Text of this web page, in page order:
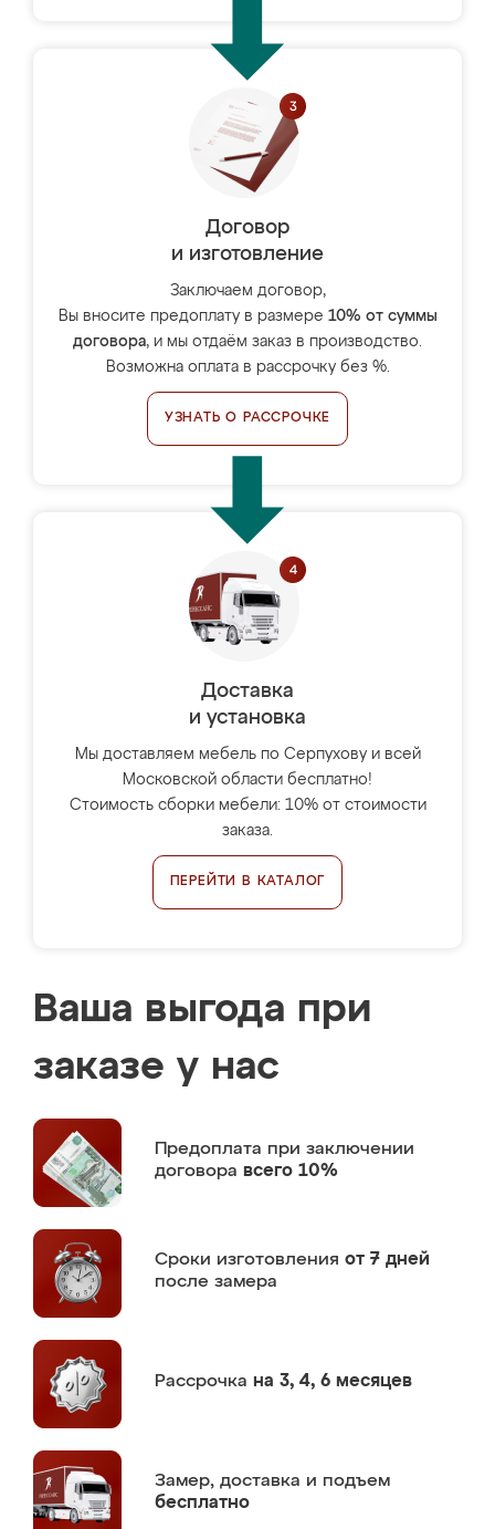
Договор
и изготовление
Заключаем договор,
Вы вносите предоплату в размере 10% от суммы
договора, и мы отдаём заказ в производство.
Возможна оплата в рассрочку без %.
УЗНАТЬ О РАССРОЧКЕ
Доставка
и установка
Мы доставляем мебель по Серпухову и всей
Московской области бесплатно!
Стоимость сборки мебели: 10% от стоимости
заказа.
ПЕРЕЙТИ В КАТАЛОГ
Ваша выгода при
заказе у нас
Предоплата при заключении
договора всего 10%
Сроки изготовления от 7 дней
после замера
Рассрочка на 3, 4, 6 месяцев
Замер, доставка и подъем
бесплатно